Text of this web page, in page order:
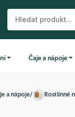
Čaje a nápoje
a nápoje/ Rostlinné